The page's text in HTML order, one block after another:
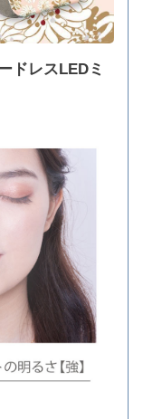
ドレスLEDミ